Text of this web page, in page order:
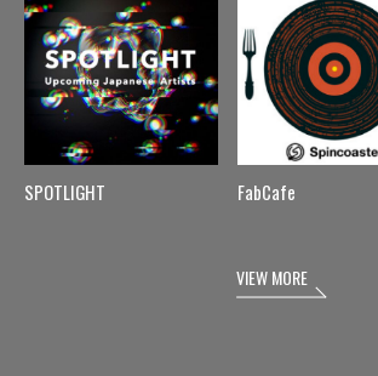
SPOTLIGHT FabCafe
VIEW MORE